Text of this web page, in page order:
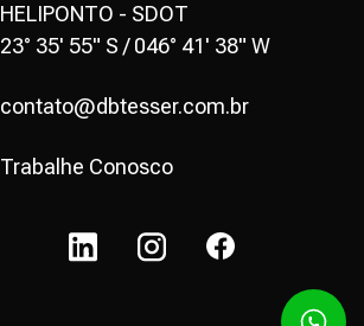
HELIPONTO - SDOT
23° 35' 55" S / 046° 41' 38" W
contato@dbtesser.com.br
Trabalhe Conosco